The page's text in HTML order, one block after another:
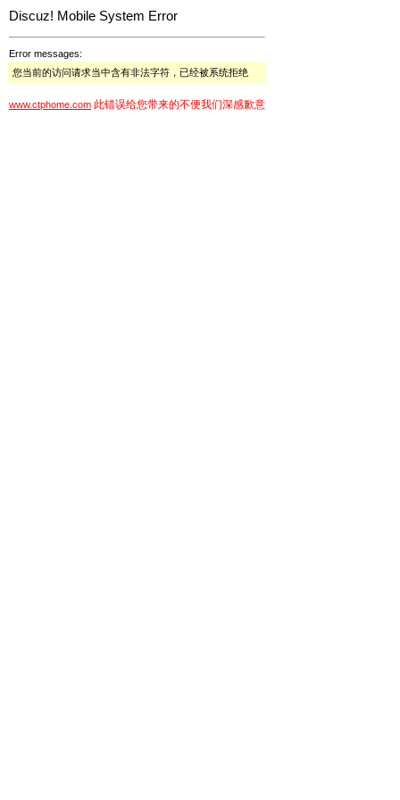
Discuz! Mobile System Error
Error messages:
您当前的访问请求当中含有非法字符，已经被系统拒绝
www.ctphome.com 此错误给您带来的不便我们深感歉意